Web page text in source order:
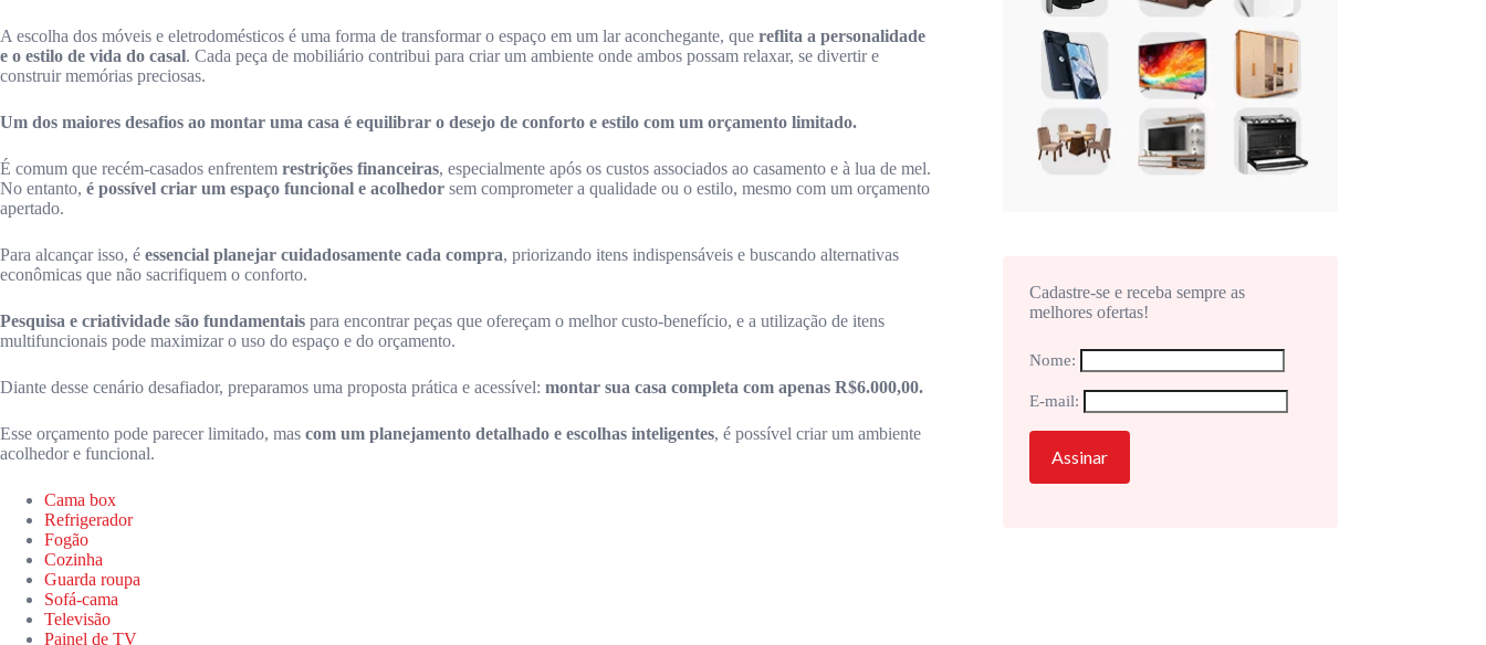
A escolha dos móveis e eletrodomésticos é uma forma de transformar o espaço em um lar aconchegante, que reflita a personalidade
e o estilo de vida do casal. Cada peça de mobiliário contribui para criar um ambiente onde ambos possam relaxar, se divertir e
construir memórias preciosas.
Um dos maiores desafios ao montar uma casa é equilibrar o desejo de conforto e estilo com um orçamento limitado.
É comum que recém-casados enfrentem restrições financeiras, especialmente após os custos associados ao casamento e à lua de mel.
No entanto, é possível criar um espaço funcional e acolhedor sem comprometer a qualidade ou o estilo, mesmo com um orçamento
apertado.
Para alcançar isso, é essencial planejar cuidadosamente cada compra, priorizando itens indispensáveis e buscando alternativas
econômicas que não sacrifiquem o conforto.
Pesquisa e criatividade são fundamentais para encontrar peças que ofereçam o melhor custo-benefício, e a utilização de itens
multifuncionais pode maximizar o uso do espaço e do orçamento.
Diante desse cenário desafiador, preparamos uma proposta prática e acessível: montar sua casa completa com apenas R$6.000,00.
Esse orçamento pode parecer limitado, mas com um planejamento detalhado e escolhas inteligentes, é possível criar um ambiente
acolhedor e funcional.
Cama box
Refrigerador
Fogão
Cozinha
Guarda roupa
Sofá-cama
Televisão
Painel de TV
Cadastre-se e receba sempre as
melhores ofertas!
Nome:
E-mail: